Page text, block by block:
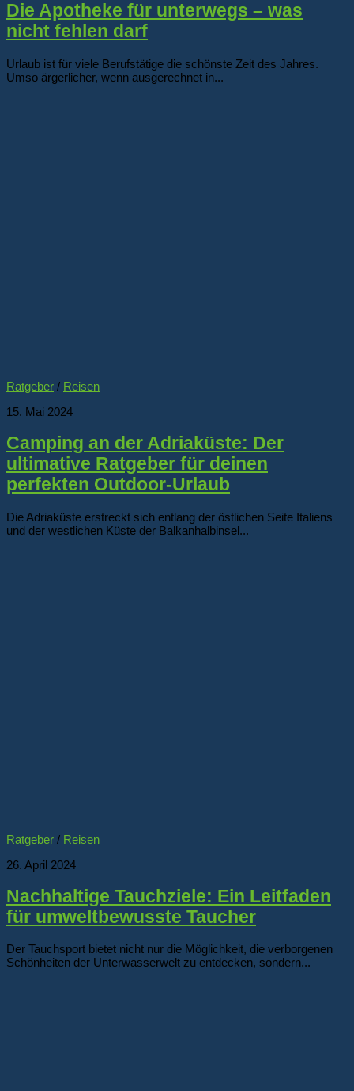
Die Apotheke für unterwegs – was
nicht fehlen darf
Urlaub ist für viele Berufstätige die schönste Zeit des Jahres.
Umso ärgerlicher, wenn ausgerechnet in...
Ratgeber / Reisen
15. Mai 2024
Camping an der Adriaküste: Der
ultimative Ratgeber für deinen
perfekten Outdoor-Urlaub
Die Adriaküste erstreckt sich entlang der östlichen Seite Italiens
und der westlichen Küste der Balkanhalbinsel...
Ratgeber / Reisen
26. April 2024
Nachhaltige Tauchziele: Ein Leitfaden
für umweltbewusste Taucher
Der Tauchsport bietet nicht nur die Möglichkeit, die verborgenen
Schönheiten der Unterwasserwelt zu entdecken, sondern...